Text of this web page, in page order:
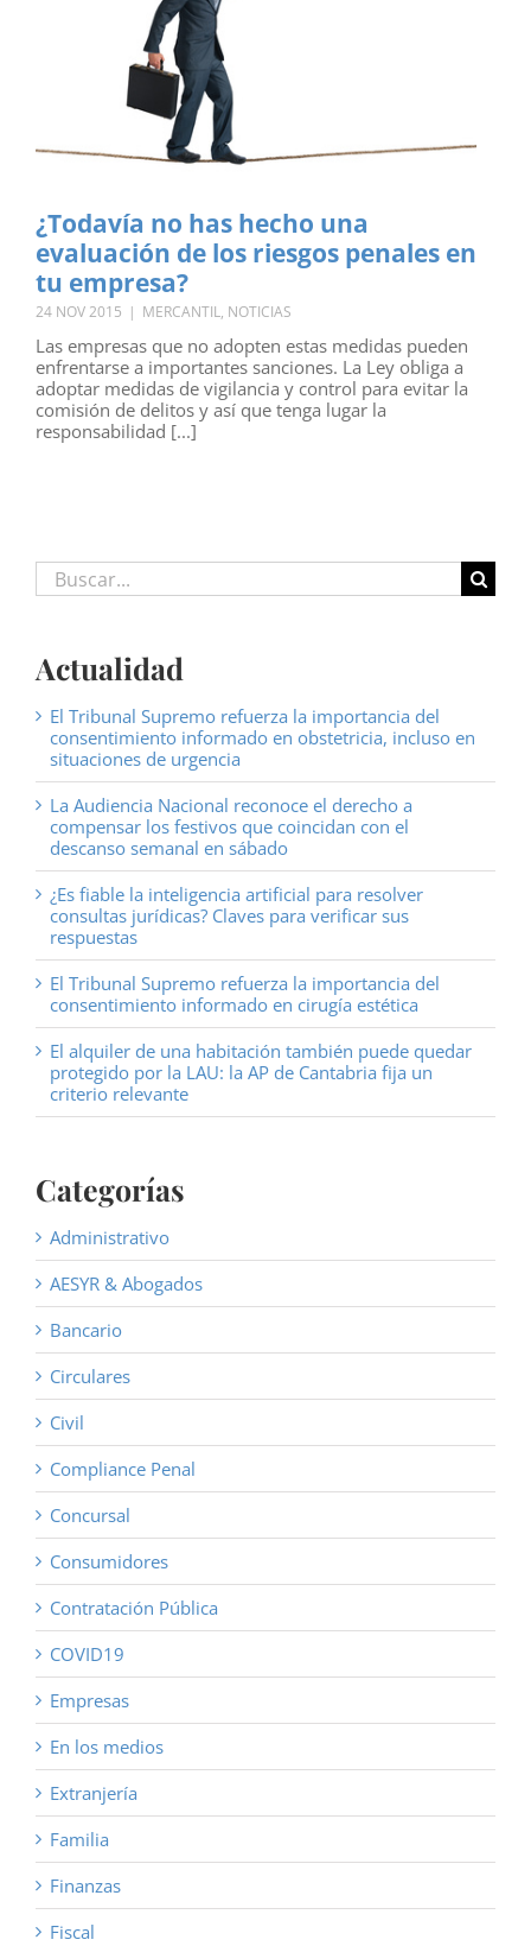
¿Todavía no has hecho una
evaluación de los riesgos penales en
tu empresa?
24 NOV 2015 | MERCANTIL, NOTICIAS
Las empresas que no adopten estas medidas pueden
enfrentarse a importantes sanciones. La Ley obliga a
adoptar medidas de vigilancia y control para evitar la
comisión de delitos y así que tenga lugar la
responsabilidad [...]
Buscar:
Actualidad
El Tribunal Supremo refuerza la importancia del
consentimiento informado en obstetricia, incluso en
situaciones de urgencia
La Audiencia Nacional reconoce el derecho a
compensar los festivos que coincidan con el
descanso semanal en sábado
¿Es fiable la inteligencia artificial para resolver
consultas jurídicas? Claves para verificar sus
respuestas
El Tribunal Supremo refuerza la importancia del
consentimiento informado en cirugía estética
El alquiler de una habitación también puede quedar
protegido por la LAU: la AP de Cantabria fija un
criterio relevante
Categorías
Administrativo
AESYR & Abogados
Bancario
Circulares
Civil
Compliance Penal
Concursal
Consumidores
Contratación Pública
COVID19
Empresas
En los medios
Extranjería
Familia
Finanzas
Fiscal